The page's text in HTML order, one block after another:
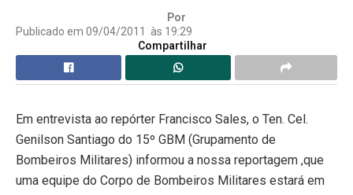
Por
Publicado em 09/04/2011 às 19:29
Compartilhar
Em entrevista ao repórter Francisco Sales, o Ten. Cel.
Genilson Santiago do 15º GBM (Grupamento de
Bombeiros Militares) informou a nossa reportagem ,que
uma equipe do Corpo de Bombeiros Militares estará em